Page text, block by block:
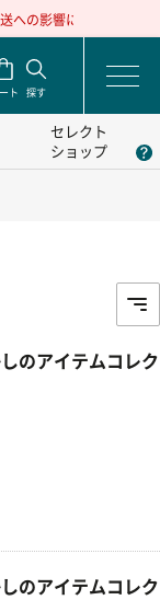
への影響について
ト 探す
セレクト
ショップ
のアイテムコレク
のアイテムコレク